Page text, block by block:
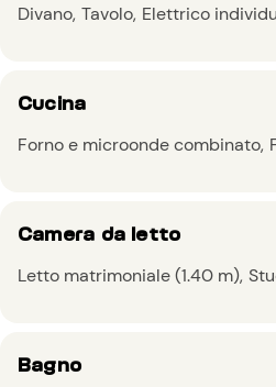
Divano Tavolo Elettrico
Cucina
Forno e microonde combinato
Camera da letto
Letto matrimoniale (1.40 m)
Bagno